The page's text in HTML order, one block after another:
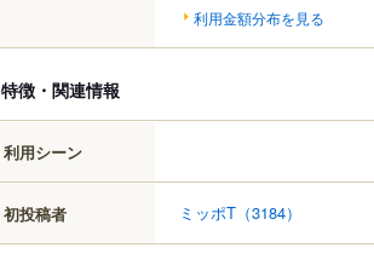
利用金額分布を見る
特徴・関連情報
利用シーン
初投稿者 ミッポT （3184）